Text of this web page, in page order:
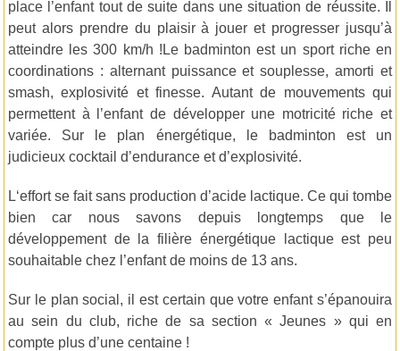
place l’enfant tout de suite dans une situation de réussite. Il
peut alors prendre du plaisir à jouer et progresser jusqu’à
atteindre les 300 km/h !Le badminton est un sport riche en
coordinations : alternant puissance et souplesse, amorti et
smash, explosivité et finesse. Autant de mouvements qui
permettent à l’enfant de développer une motricité riche et
variée. Sur le plan énergétique, le badminton est un
judicieux cocktail d’endurance et d’explosivité.
L‘effort se fait sans production d’acide lactique. Ce qui tombe
bien car nous savons depuis longtemps que le
développement de la filière énergétique lactique est peu
souhaitable chez l’enfant de moins de 13 ans.
Sur le plan social, il est certain que votre enfant s’épanouira
au sein du club, riche de sa section « Jeunes » qui en
compte plus d’une centaine !